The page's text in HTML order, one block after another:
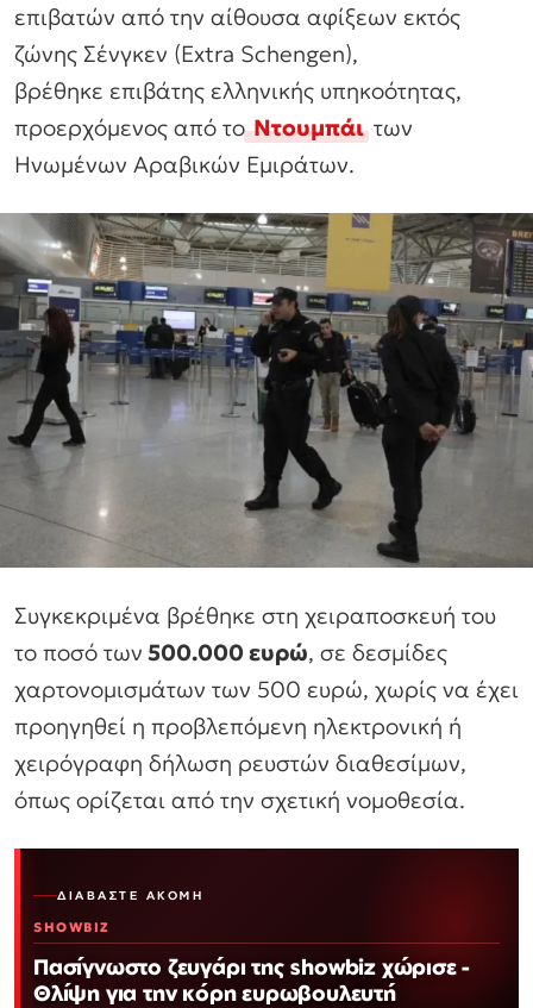
επιβατών από την αίθουσα αφίξεων εκτός
ζώνης Σένγκεν (Extra Schengen),
βρέθηκε επιβάτης ελληνικής υπηκοότητας,
προερχόμενος από το Ντουμπάιτων
Ηνωμένων Αραβικών Εμιράτων.
Συγκεκριμένα βρέθηκε στη χειραποσκευή του
το ποσό των 500.000 ευρώ, σε δεσμίδες
χαρτονομισμάτων των 500 ευρώ, χωρίς να έχει
προηγηθεί η προβλεπόμενη ηλεκτρονική ή
χειρόγραφη δήλωση ρευστών διαθεσίμων,
όπως ορίζεται από την σχετική νομοθεσία.
ΔΙΑΒΆΣΤΕ ΑΚΌΜΗ
SHOWBIZ
Πασίγνωστο ζευγάρι της showbiz χώρισε -
Θλίψη για την κόρη ευρωβουλευτή